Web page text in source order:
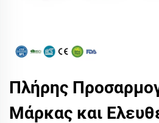
Πλήρης
Μάρκας και